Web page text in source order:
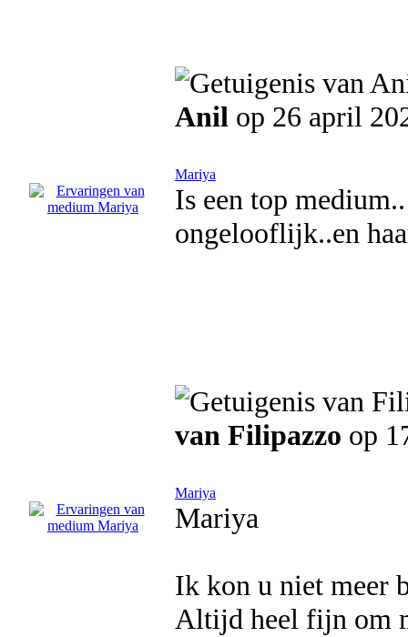
Anil op 26 april
Mariya
Is een top
ongelooflijk..en
van Filipazzo op
Mariya
Mariya
Ik kon u niet meer
Altijd heel fijn om